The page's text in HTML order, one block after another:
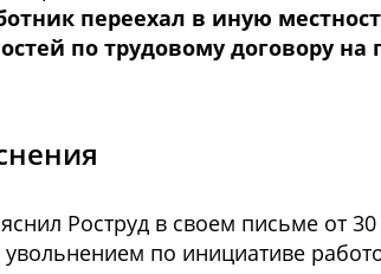
переехал в иную
по трудовому договору на
Роструд в своем письме от
увольнением по инициативе